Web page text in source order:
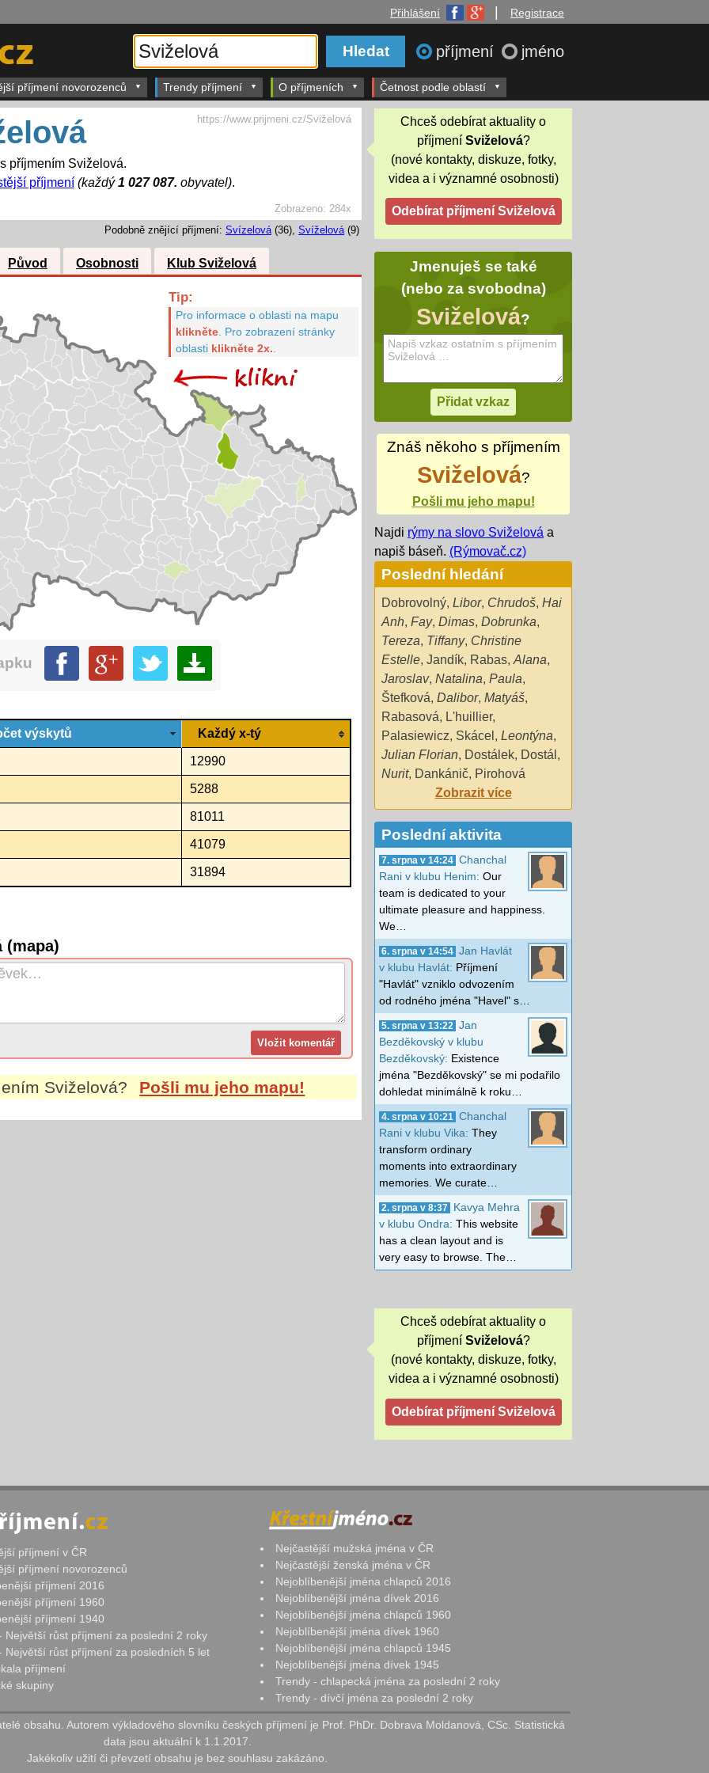
Přihlášení Registrace
příjmení jméno
příjmení novorozenců Trendy příjmení O příjmeních Četnost podle oblastí
Zobrazeno:284x
příjmením Sviželová.
příjmení (každý1 027 087. obyvatel).
https://www.prijmeni.cz/Sviželová
Podobně znějící příjmení: Svízelová(36), Svíželová(9)
Původ Osobnosti Klub Sviželová
Tip:
Pro informace o oblasti na mapu
klikněte. Pro zobrazení stránky
oblasti klikněte 2x.
výskytů Každý x-tý
12990
5288
81011
41079
31894
(mapa)
Sviželová? Pošli mu jeho mapu!
Chceš odebírat aktuality o
příjmení Sviželová?
(nové kontakty, diskuze, fotky,
videa a i významné osobnosti)
Jmenuješ se také
(nebo za svobodna)
Sviželová?
Znáš někoho s příjmením
Sviželová?
Pošli mu jeho mapu!
Najdi rýmy na slovo Sviželová a
napiš báseň. (Rýmovač.cz)
Poslední hledání
Dobrovolný, Libor, Chrudoš, Hai
Anh, Fay, Dimas, Dobrunka,
Tereza, Tiffany, Christine
Estelle, Jandík, Rabas, Alana,
Jaroslav, Natalina, Paula,
Štefková, Dalibor, Matyáš,
Rabasová, L'huillier,
Palasiewicz, Skácel , Leontýna,
Julian Florian, Dostálek, Dostál ,
Nurit, Dankánič, Pirohová
Zobrazit více
Poslední aktivita
7. srpna v 14:24 Chanchal
Rani v klubu Henim: Our
team is dedicated to your
ultimate pleasure and happiness.
We…
6. srpna v 14:54 Jan Havlát
v klubu Havlát: Příjmení
"Havlát" vzniklo odvozením
od rodného jména "Havel" s…
5. srpna v 13:22
Jan
Bezděkovský v klubu
Bezděkovský: Existence
jména "Bezděkovský" se mi podařilo
dohledat minimálně k roku…
4. srpna v 10:21
Chanchal
Rani v klubu Vika: They
transform ordinary
moments into extraordinary
memories. We curate…
2. srpna v 8:37
Kavya Mehra
v klubu Ondra: This website
has a clean layout and is
very easy to browse. The…
Chceš odebírat aktuality o
příjmení Sviželová?
(nové kontakty, diskuze, fotky,
videa a i významné osobnosti)
příjmení v ČR
příjmení novorozenců
příjmení 2016
příjmení 1960
příjmení 1940
Největší růst příjmení za poslední 2 roky
Největší růst příjmení za posledních 5 let
příjmení
skupiny
Nejčastější mužská jména v ČR
Nejčastější ženská jména v ČR
Nejoblíbenější jména chlapců 2016
Nejoblíbenější jména dívek 2016
Nejoblíbenější jména chlapců 1960
Nejoblíbenější jména dívek 1960
Nejoblíbenější jména chlapců 1945
Nejoblíbenější jména dívek 1945
Trendy - chlapecká jména za poslední 2 roky
Trendy - dívčí jména za poslední 2 roky
obsahu. Autorem výkladového slovníku českých příjmení je Prof. PhDr. Dobrava Moldanová, CSc. Statistická
data jsou aktuální k 1.1.2017.
Jakékoliv užití či převzetí obsahu je bez souhlasu zakázáno.